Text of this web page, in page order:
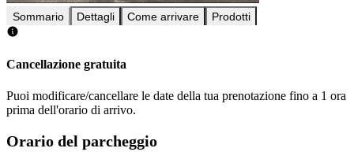
Sommario Dettagli Come arrivare Prodotti
Cancellazione gratuita
Puoi modificare/cancellare le date della tua prenotazione fino a 1 ora
prima dell'orario di arrivo.
Orario del parcheggio